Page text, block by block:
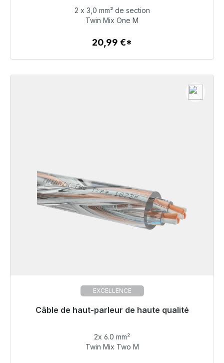
20,99 €
Détails
2 x 3,0 mm² de section
Twin Mix One M
20,99 €*
EXCELLENCE
Câble de haut-parleur de haute qualité
Prêt à être expédié, délai de livraison 48h*
38,99 €
2x 6.0 mm²
Twin Mix Two M